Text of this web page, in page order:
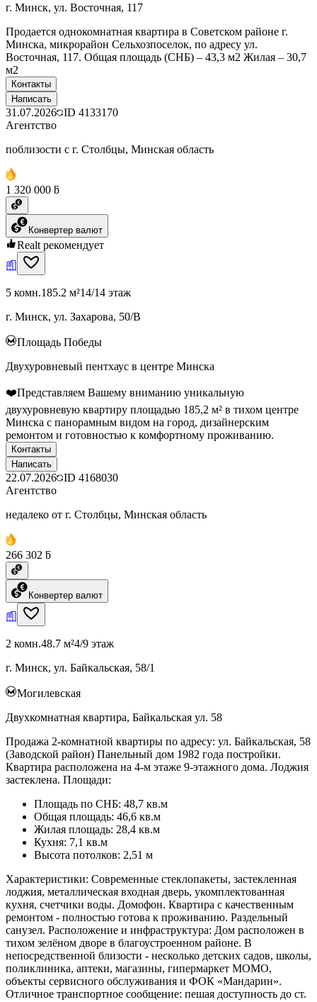
г. Минск, ул. Восточная, 117
Продается однокомнатная квартира в Советском районе г.
Минска, микрорайон Сельхозпоселок, по адресу ул.
Восточная, 117. Общая площадь (СНБ) – 43,3 м2 Жилая – 30,7
м2
Контакты
Написать
31.07.2026 ID 4133170
Агентство
поблизости с г. Столбцы, Минская область
1 320 000 ƃ
Конвертер валют
Realt рекомендует
5 комн.185.2 м²14/14 этаж
г. Минск, ул. Захарова, 50/В
Площадь Победы
Двухуровневый пентхаус в центре Минска
❤️Представляем Вашему вниманию уникальную
двухуровневую квартиру площадью 185,2 м² в тихом центре
Минска с панорамным видом на город, дизайнерским
ремонтом и готовностью к комфортному проживанию.
Контакты
Написать
22.07.2026 ID 4168030
Агентство
недалеко от г. Столбцы, Минская область
266 302 ƃ
Конвертер валют
2 комн.48.7 м²4/9 этаж
г. Минск, ул. Байкальская, 58/1
Могилевская
Двухкомнатная квартира, Байкальская ул. 58
Продажа 2‑комнатной квартиры по адресу: ул. Байкальская, 58
(Заводской район) Панельный дом 1982 года постройки.
Квартира расположена на 4-м этаже 9-этажного дома. Лоджия
застеклена. Площади:
Площадь по СНБ: 48,7 кв.м
Общая площадь: 46,6 кв.м
Жилая площадь: 28,4 кв.м
Кухня: 7,1 кв.м
Высота потолков: 2,51 м
Характеристики: Современные стеклопакеты, застекленная
лоджия, металлическая входная дверь, укомплектованная
кухня, счетчики воды. Домофон. Квартира с качественным
ремонтом - полностью готова к проживанию. Раздельный
санузел. Расположение и инфраструктура: Дом расположен в
тихом зелёном дворе в благоустроенном районе. В
непосредственной близости - несколько детских садов, школы,
поликлиника, аптеки, магазины, гипермаркет МОМО,
объекты сервисного обслуживания и ФОК «Мандарин».
Отличное транспортное сообщение: пешая доступность до ст.